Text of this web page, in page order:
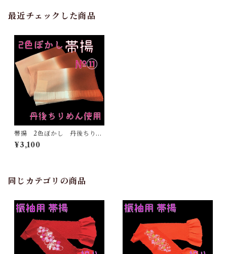
最近チェックした商品
帯揚 2色ぼかし 丹後ちりめ
ん 正絹 日本製 和装小
物 おしゃれ おびあげ 着
¥3,100
同じカテゴリの商品